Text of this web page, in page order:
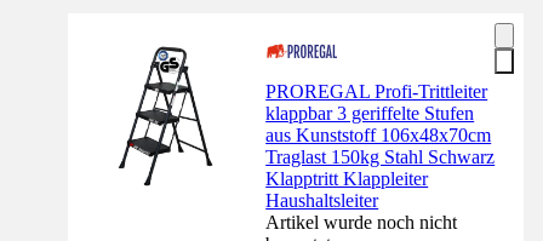
PROREGAL Profi-Trittleiter
klappbar 3 geriffelte Stufen
aus Kunststoff 106x48x70cm
Traglast 150kg Stahl Schwarz
Klapptritt Klappleiter
Haushaltsleiter
Artikel wurde noch nicht